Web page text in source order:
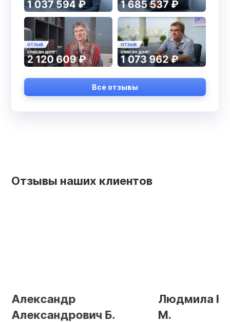
Все отзывы
Отзывы наших клиентов
Александр
Александрович Б.
Людмила
М.